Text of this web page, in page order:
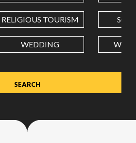
Use dot (.) as decimal separator.
RELIGIOUS TOURISM
WEDDING